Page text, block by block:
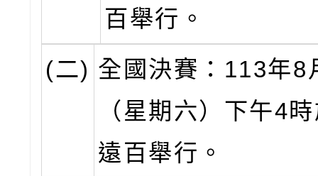
百舉行。
(二) 全國決賽：113年8
（星期六）下午4
遠百舉行。